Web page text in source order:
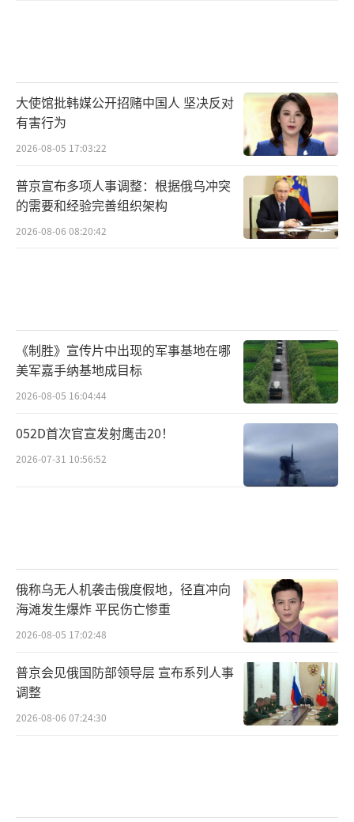
大使馆批韩媒公开招赌中国人 坚决反对
有害行为
2026-08-05 17:03:22
普京宣布多项人事调整：根据俄乌冲突
的需要和经验完善组织架构
2026-08-06 08:20:42
《制胜》宣传片中出现的军事基地在哪
美军嘉手纳基地成目标
2026-08-05 16:04:44
052D首次官宣发射鹰击20！
2026-07-31 10:56:52
俄称乌无人机袭击俄度假地，径直冲向
海滩发生爆炸 平民伤亡惨重
2026-08-05 17:02:48
普京会见俄国防部领导层 宣布系列人事
调整
2026-08-06 07:24:30